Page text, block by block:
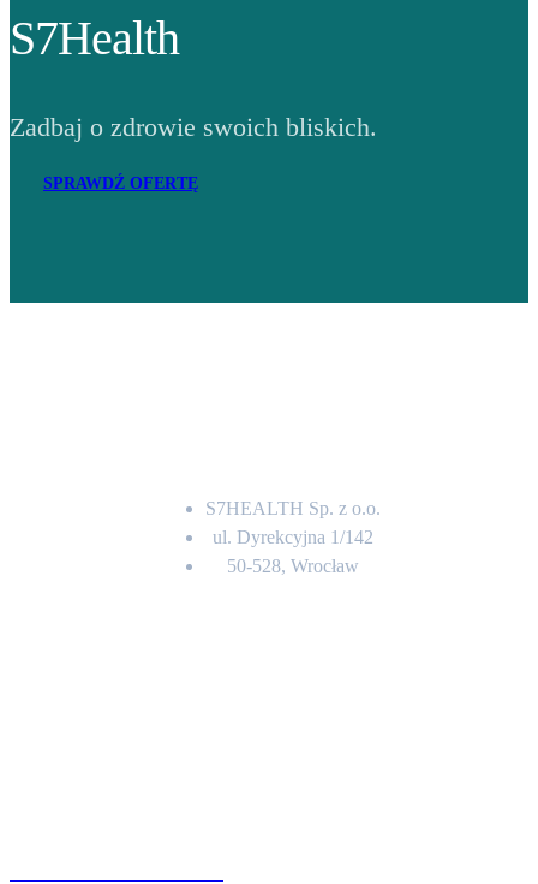
S7Health
Zadbaj o zdrowie swoich bliskich.
SPRAWDŹ OFERTĘ
S7HEALTH Sp. z o.o.
ul. Dyrekcyjna 1/142
50-528, Wrocław